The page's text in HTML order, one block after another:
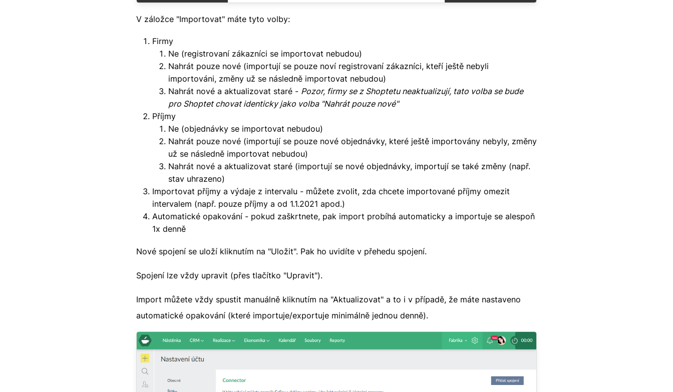
V záložce "Importovat" máte tyto volby:
Firmy
Ne (registrovaní zákazníci se importovat nebudou)
Nahrát pouze nové (importují se pouze noví registrovaní zákazníci, kteří ještě nebyli
importováni, změny už se následně importovat nebudou)
Nahrát nové a aktualizovat staré - Pozor, firmy se z Shoptetu neaktualizují, tato volba se bude
pro Shoptet chovat identicky jako volba "Nahrát pouze nové"
Příjmy
Ne (objednávky se importovat nebudou)
Nahrát pouze nové (importují se pouze nové objednávky, které ještě importovány nebyly, změny
už se následně importovat nebudou)
Nahrát nové a aktualizovat staré (importují se nové objednávky, importují se také změny (např.
stav uhrazeno)
Importovat příjmy a výdaje z intervalu - můžete zvolit, zda chcete importované příjmy omezit
intervalem (např. pouze příjmy a od 1.1.2021 apod.)
Automatické opakování - pokud zaškrtnete, pak import probíhá automaticky a importuje se alespoň
1x denně
Nové spojení se uloží kliknutím na "Uložit". Pak ho uvidíte v přehedu spojení.
Spojení lze vždy upravit (přes tlačítko "Upravit").
Import můžete vždy spustit manuálně kliknutím na "Aktualizovat" a to i v případě, že máte nastaveno
automatické opakování (které importuje/exportuje minimálně jednou denně).